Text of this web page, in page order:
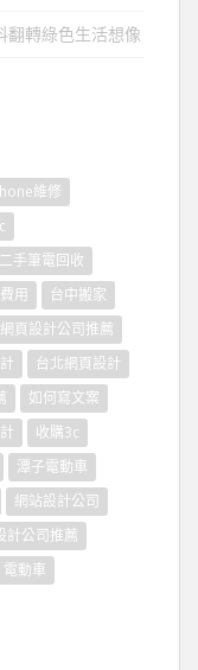
翻轉綠色生活想像
維修
二手筆電回收
用
台中搬家
頁設計公司推薦
台北網頁設計
如何寫文案
收購3c
潭子電動車
網站設計公司
計公司推薦
電動車